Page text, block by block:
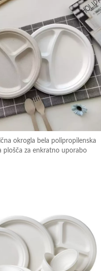
okrogla bela polipropilenska
plošča za enkratno uporabo